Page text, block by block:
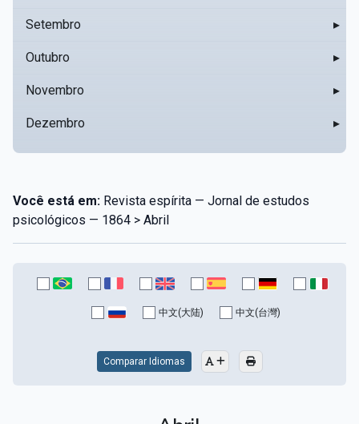
Setembro ▸
Outubro ▸
Novembro ▸
Dezembro ▸
Você está em: Revista espírita — Jornal de estudos
psicológicos — 1864 > Abril
中文(大陆) 中文(台灣)
Comparar Idiomas